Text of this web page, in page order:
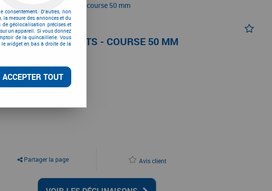
REBQ-Plus - 1000 Watts - course 50 mm
PLUS - 1000 WATTS - COURSE 50 MM
TTC
Partager la page Avis client
consentement. D'autres, non
mesure des annonces et du
de géolocalisation précises et
un appareil. Si vous donnez
de la quincaillerie. Vous
widget en bas à droite de la
ACCEPTER TOUT